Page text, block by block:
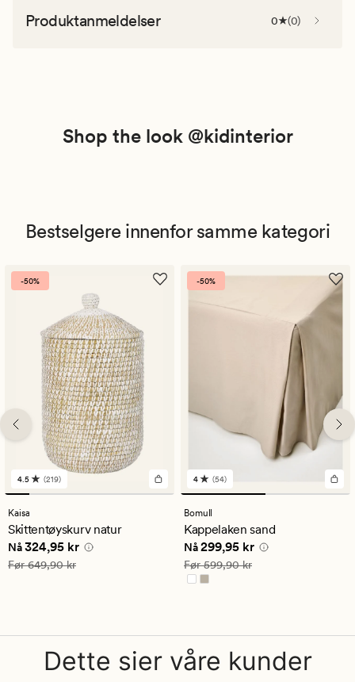
Produktanmeldelser 0 (0)
Shop the look @kidinterior
Bestselgere innenfor samme kategori
-50%
219
anmeldelser
med
en
gjennomsnittlig
vurdering
på
4.5
4.5 (219)
Kaisa
Skittentøyskurv natur
Nåværende pris
Nå324,95 kr
Vanlig pris 649,90 kr
Før649,90 kr
-50%
54
anmeldelser
med
en
gjennomsnittlig
vurdering
på
4
4 (54)
Bomull
Kappelaken sand
Nåværende pris
Nå299,95 kr
Vanlig pris 599,90 kr
Før599,90 kr
Dette sier våre kunder